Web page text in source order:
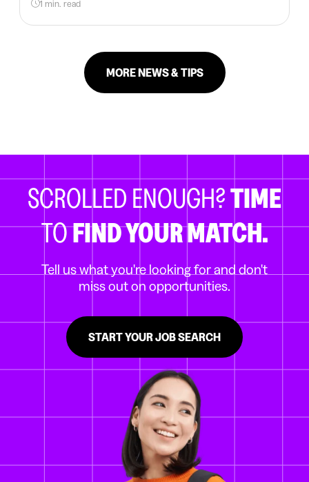
1 min. read
MORE NEWS & TIPS
SCROLLED ENOUGH?TIME
TOFIND YOUR MATCH.
Tell us what you're looking for and don't
miss out on opportunities.
START YOUR JOB SEARCH